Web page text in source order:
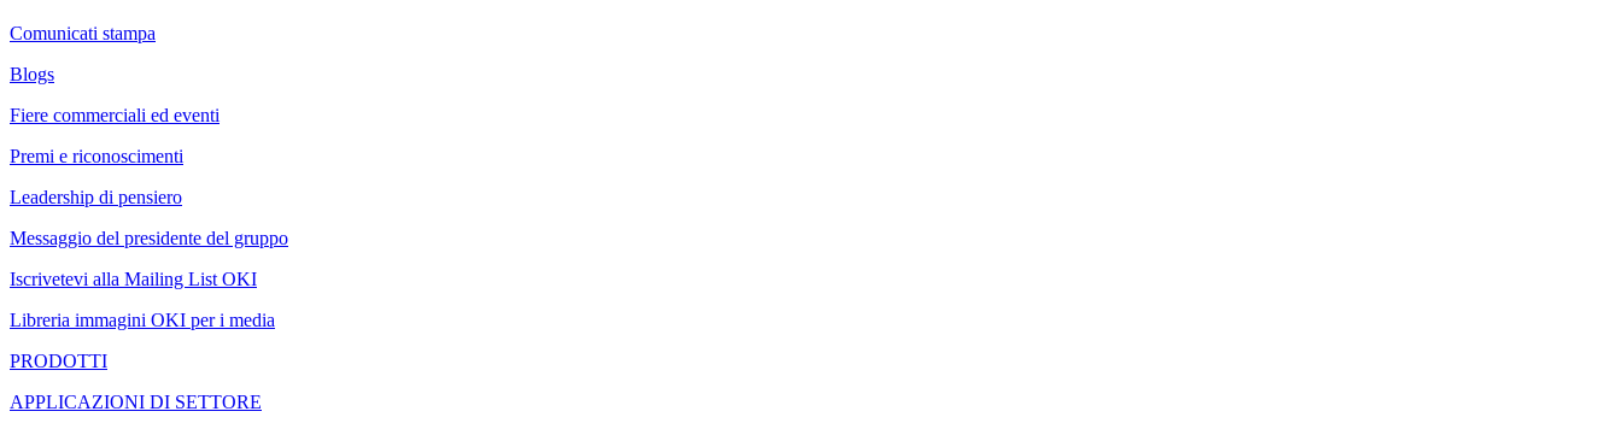
Comunicati stampa
Blogs
Fiere commerciali ed eventi
Premi e riconoscimenti
Leadership di pensiero
Messaggio del presidente del gruppo
Iscrivetevi alla Mailing List OKI
Libreria immagini OKI per i media
PRODOTTI
APPLICAZIONI DI SETTORE